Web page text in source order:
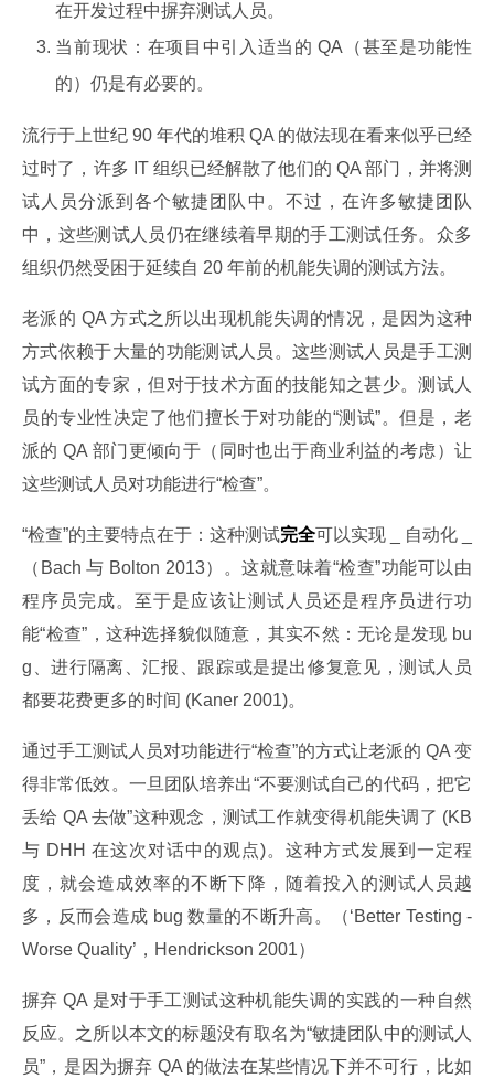
在开发过程中摒弃测试人员。
当前现状：在项目中引入适当的 QA（甚至是功能性
的）仍是有必要的。
流行于上世纪 90 年代的堆积 QA 的做法现在看来似乎已经
过时了，许多 IT 组织已经解散了他们的 QA 部门，并将测
试人员分派到各个敏捷团队中。不过，在许多敏捷团队
中，这些测试人员仍在继续着早期的手工测试任务。众多
组织仍然受困于延续自 20 年前的机能失调的测试方法。
老派的 QA 方式之所以出现机能失调的情况，是因为这种
方式依赖于大量的功能测试人员。这些测试人员是手工测
试方面的专家，但对于技术方面的技能知之甚少。测试人
员的专业性决定了他们擅长于对功能的“测试”。但是，老
派的 QA 部门更倾向于（同时也出于商业利益的考虑）让
这些测试人员对功能进行“检查”。
“检查”的主要特点在于：这种测试完全可以实现 _ 自动化 _
（Bach 与 Bolton 2013）。这就意味着“检查”功能可以由
程序员完成。至于是应该让测试人员还是程序员进行功
能“检查”，这种选择貌似随意，其实不然：无论是发现 bu
g、进行隔离、汇报、跟踪或是提出修复意见，测试人员
都要花费更多的时间 (Kaner 2001)。
通过手工测试人员对功能进行“检查”的方式让老派的 QA 变
得非常低效。一旦团队培养出“不要测试自己的代码，把它
丢给 QA 去做”这种观念，测试工作就变得机能失调了 (KB
与 DHH 在这次对话中的观点)。这种方式发展到一定程
度，就会造成效率的不断下降，随着投入的测试人员越
多，反而会造成 bug 数量的不断升高。（‘Better Testing -
Worse Quality’，Hendrickson 2001）
摒弃 QA 是对于手工测试这种机能失调的实践的一种自然
反应。之所以本文的标题没有取名为“敏捷团队中的测试人
员”，是因为摒弃 QA 的做法在某些情况下并不可行，比如